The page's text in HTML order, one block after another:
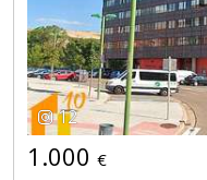
12
1.000 €